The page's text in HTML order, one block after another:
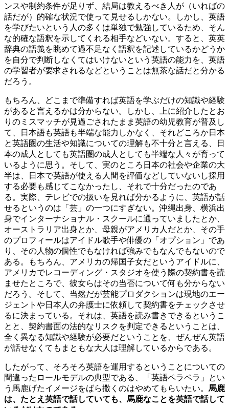
ンスや制約条件が足りず、結局は教えるべき人が（いればの
話だが）的確な状況で使って見せるしかない。しかし、英語
を学びたいという人の多くは単独で勉強しているため、そん
な的確な語釈を示してくれる相手などいない。すると、英英
辞典の語義を眺めて過不足なく語釈を記述しているかどうか
を自分で判断しなくてはいけないという英語の能力を、英語
の学習者が要求されるなどということは無茶な話だと分かる
だろう。
もちろん、どこまで準備すれば英語を学ぶだけの知識や経験
があると言えるかは分からない。しかし、上に紹介したとお
りのミスマッチが見過ごされたまま英語の幼児教育が普及し
て、日本語も英語も半端な能力しかなく、それどころか日本
と英語圏の生活や知識についての理解も不十分と言える、日
本の成人としても英語圏の成人としても半端な人々が育って
いるように思う。そして、実のところ日本の社会や企業の大
半は、日本で英語が使える人間を評価などしていないし採用
する必要も感じてこなかったし、それで十分だったのであ
る。実際、テレビでの扱いを見れば分かるように、英語が話
せるというのは「芸」の一つにすぎない。沖縄出身、横浜出
身でインターナショナル・スクールに通っていましたとか、
オーストラリア出身とか、母親がアメリカ人だとか、その手
のプロフィールはアイドル歌手や俳優の「オプション」であ
り、その人物の個性でもなければ強みでもなんでもないので
ある。もちろん、アメリカの帰国子女だというアイドルに、
アメリカでレコーディング・スタジオを使う際の契約書を読
ませたところで、彼女らはその当否について何も分からない
だろう。そして、当然だが芸能プロダクションは現地のエー
ジェントや日本人の弁護士に依頼して契約書をチェックさせ
るに決まっている。それは、英語を読み書きできるというこ
とと、契約書面の法的なリスクを判定できるということは、
全く異なる知識や経験が必要だということを、ぜんぜん英語
が話せなくてもまともな大人は理解しているからである。
したがって、そろそろ英語を運用するということについての
間違ったロールモデルの典型である、「英語ペラペラ」とい
う馬鹿げたイメージをばら撒くのはやめてもらいたい。 馬鹿
は、たとえ英語で話していても、馬鹿なことを英語で話して